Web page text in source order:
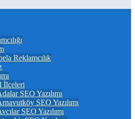
Reklamcılık
İlçeleri
SEO Yazılımı
SEO Yazılımı
SEO Yazılımı